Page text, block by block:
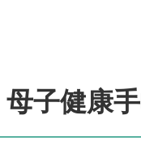
母子健康